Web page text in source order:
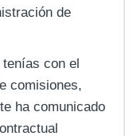
de
con el
comisiones,
ha comunicado